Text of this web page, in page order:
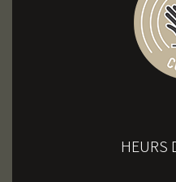
HEURS